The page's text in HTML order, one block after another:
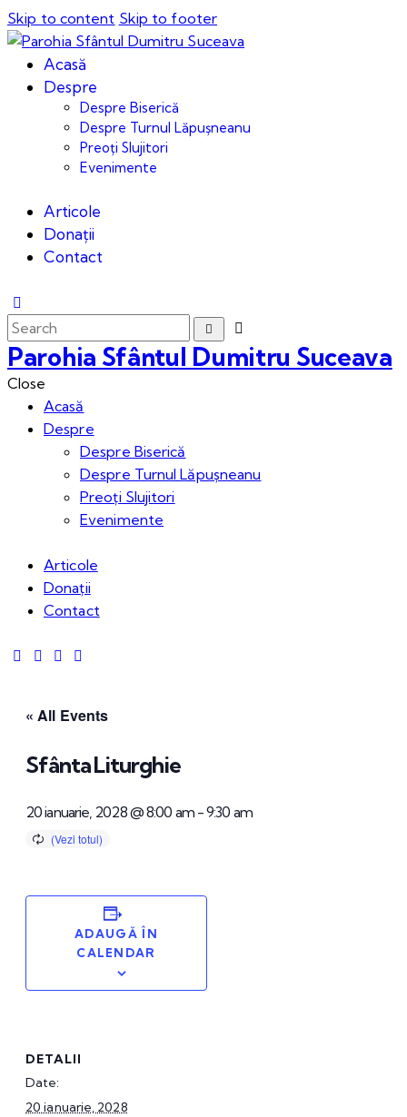
Skip to content Skip to footer
Acasă
Despre
Despre Biserică
Despre Turnul Lăpușneanu
Preoți Slujitori
Evenimente
Articole
Donații
Contact
Parohia Sfântul Dumitru Suceava
Close
Acasă
Despre
Despre Biserică
Despre Turnul Lăpușneanu
Preoți Slujitori
Evenimente
Articole
Donații
Contact
« All Events
Sfânta Liturghie
20 ianuarie, 2028 @ 8:00 am-9:30 am
ADAUGĂ ÎN
CALENDAR
DETALII
Date:
20 ianuarie, 2028